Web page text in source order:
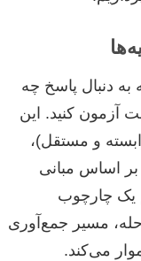
به دنبال پاسخ چه
آزمون کنید. این
و مستقل)،
اساس مبانی
یک چارچوب
مسیر جمع‌آوری
می‌کند.